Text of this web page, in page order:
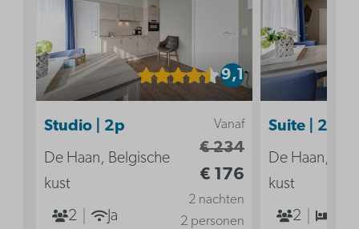
9,1
Vanaf
€ 234
€ 176
2 nachten
2 personen
Studio | 2p
De Haan, Belgische
kust
2
Ja
Suite | 2p
De Haan,
kust
2